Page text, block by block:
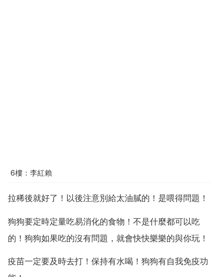
6樓：李紅賴
拉稀後就好了！以後注意別給太油膩的！是喂得問題！
狗狗要定時定量吃易消化的食物！不是什麼都可以吃
的！狗狗如果吃的沒有問題，就會快快樂樂的與你玩！
疫苗一定要及時去打！保持有水喝！狗狗有自我免疫功